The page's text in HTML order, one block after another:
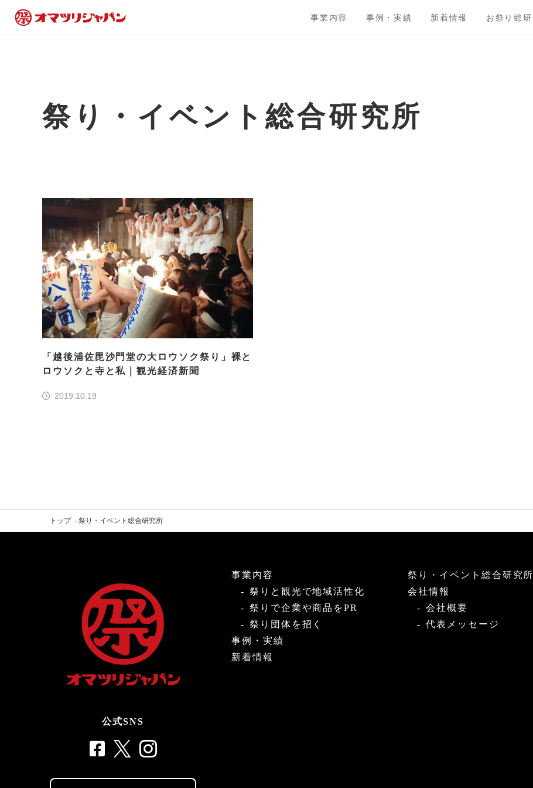
事業内容 事例・実績 新着情報 お祭り総研
祭り・イベント総合研究所
「越後浦佐毘沙門堂の大ロウソク祭り」裸と
ロウソクと寺と私｜観光経済新聞
2019.10.19
トップ 祭り・イベント総合研究所
公式SNS
事業内容
祭りと観光で地域活性化
祭りで企業や商品をPR
祭り団体を招く
事例・実績
新着情報
祭り・イベント総合研究所
会社情報
会社概要
代表メッセージ